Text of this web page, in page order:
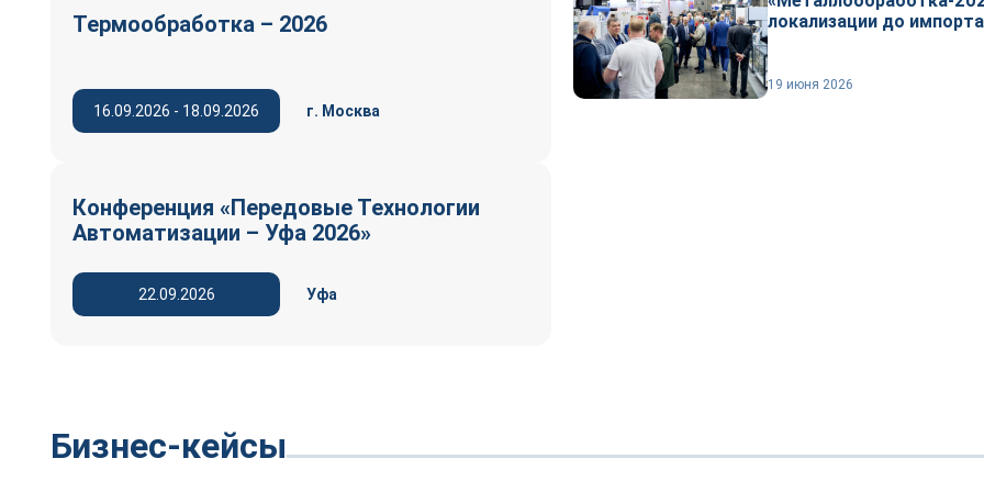
Термообработка – 2026
16.09.2026 - 18.09.2026 г. Москва
Конференция «Передовые Технологии
Автоматизации – Уфа 2026»
22.09.2026 Уфа
локализации до импорта
19 июня 2026
Бизнес-кейсы